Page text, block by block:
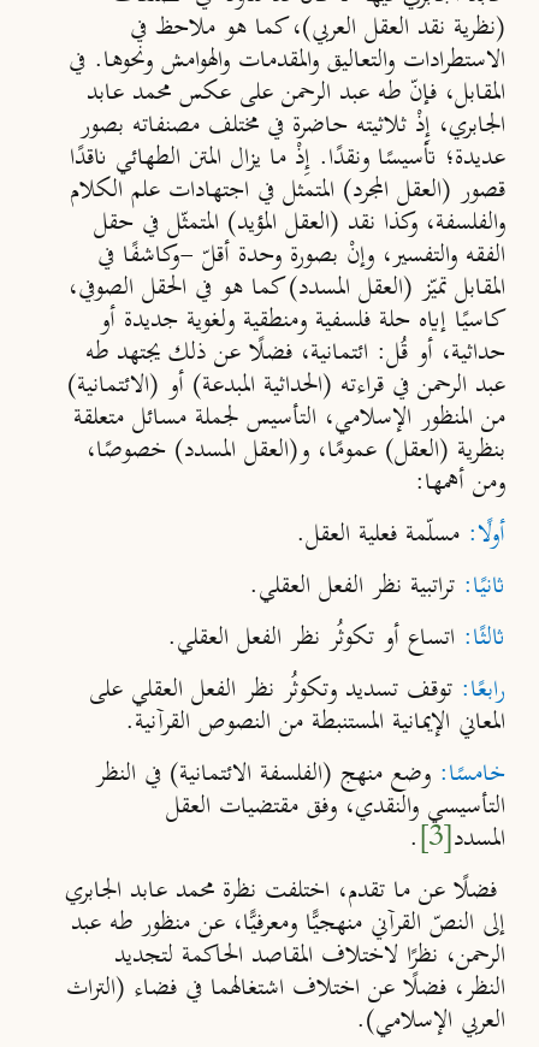
(نظرية نقد العقل العربي)، كما هو ملاحظ في
الاستطرادات والتعاليق والمقدمات والهوامش ونحوها. في
المقابل، فإنّ طه عبد الرحمن على عكس محمد عابد
الجابري، إِذْ ثلاثيته حاضرة في مختلف مصنفاته بصور
عديدة؛ تأسيسًا ونقدًا. إِذْ ما يزال المتن الطهائي ناقدًا
قصور (العقل المجرد) المتمثل في اجتهادات علم الكلام
والفلسفة، وكذا نقد (العقل المؤيد) المتمثّل في حقل
الفقه والتفسير، وإنْ بصورة وحدة أقلّ -وكاشفًا في
المقابل تميّز (العقل المسدد) كما هو في الحقل الصوفي،
كاسيًا إياه حلة فلسفية ومنطقية ولغوية جديدة أو
حداثية، أو قُل: ائتمانية، فضلًا عن ذلك يجتهد طه
عبد الرحمن في قراءته (الحداثية المبدعة) أو (الائتمانية)
من المنظور الإسلامي، التأسيس لجملة مسائل متعلقة
بنظرية (العقل) عمومًا، و(العقل المسدد) خصوصًا،
ومن أهمها:
أولًا: مسلّمة فعلية العقل.
ثانيًا: تراتبية نظر الفعل العقلي.
ثالثًا: اتساع أو تكوثُر نظر الفعل العقلي.
رابعًا: توقف تسديد وتكوثُر نظر الفعل العقلي على
المعاني الإيمانية المستنبطة من النصوص القرآنية.
خامسًا: وضع منهج (الفلسفة الائتمانية) في النظر
التأسيسي والنقدي، وفق مقتضيات العقل
المسدد[3]
.
فضلًا عن ما تقدم، اختلفت نظرة محمد عابد الجابري
إلى النصّ القرآني منهجيًّا ومعرفيًّا، عن منظور طه عبد
الرحمن، نظرًا لاختلاف المقاصد الحاكمة لتجديد
النظر، فضلًا عن اختلاف اشتغالهما في فضاء (التراث
العربي الإسلامي).